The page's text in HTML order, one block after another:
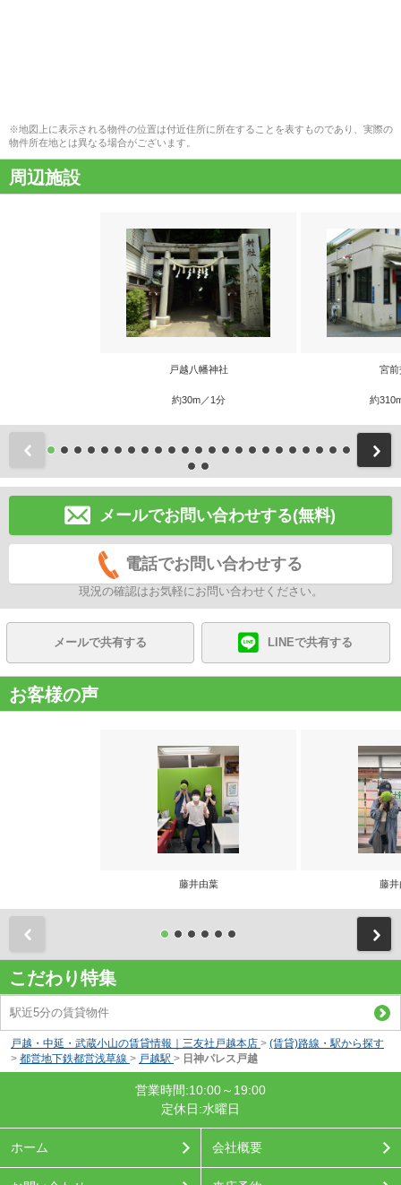
※地図上に表示される物件の位置は付近住所に所在することを表すものであり、実際の
物件所在地とは異なる場合がございます。
周辺施設
戸越八幡神社
約30m／1分
宮前
約
前
メールでお問い合わせする(無料)
電話でお問い合わせする
現況の確認はお気軽にお問い合わせください。
メールで共有する LINEで共有する
お客様の声
藤井由葉 藤井
こだわり特集
駅近5分の賃貸物件
戸越・中延・武蔵小山の賃貸情報｜三友社戸越本店 > (賃貸)路線・駅から探す
> 都営地下鉄都営浅草線 > 戸越駅 > 日神パレス戸越
営業時間:10:00～19:00
定休日:水曜日
ホーム 会社概要